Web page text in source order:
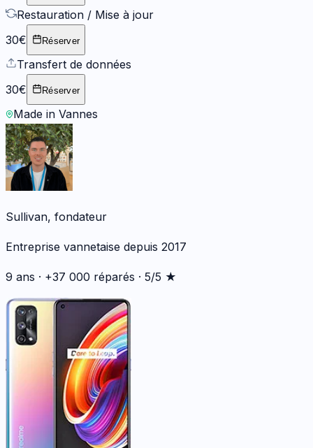
Restauration / Mise à jour
30€
Réserver
Transfert de données
30€
Réserver
Made in Vannes
Sullivan, fondateur
Entreprise vannetaise depuis 2017
9 ans · +37 000 réparés · 5/5 ★